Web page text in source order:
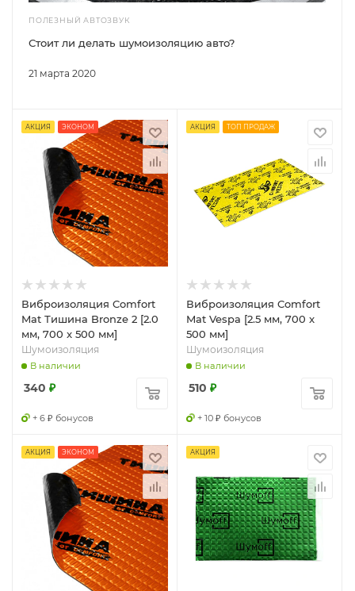
ПОЛЕЗНЫЙ АВТОЗВУК
21 марта 2020
Стоит ли делать шумоизоляцию авто?
АКЦИЯ ЭКОНОМ
Виброизоляция Comfort
Mat Тишина Bronze 2 [2.0
мм, 700 x 500 мм]
Шумоизоляция
В наличии
340 ₽
+ 6 ₽ бонусов
АКЦИЯ ТОП ПРОДАЖ
Виброизоляция Comfort
Mat Vespa [2.5 мм, 700 x
500 мм]
Шумоизоляция
В наличии
510 ₽
+ 10 ₽ бонусов
АКЦИЯ ЭКОНОМ АКЦИЯ